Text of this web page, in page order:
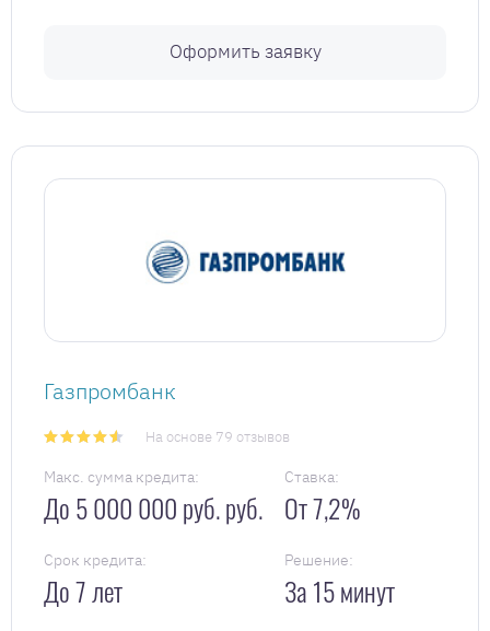
Оформить заявку
Газпромбанк
На основе 79 отзывов
Макс. сумма кредита:
До 5 000 000 руб. руб.
Ставка:
От 7,2%
Срок кредита:
До 7 лет
Решение:
За 15 минут